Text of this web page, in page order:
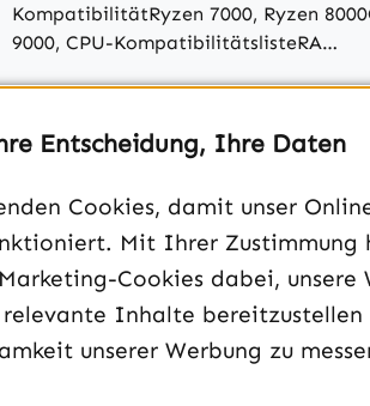
KompatibilitätRyzen 7000, Ryzen
9000, CPU-KompatibilitätslisteRA…
Entscheidung, Ihre Daten
Cookies, damit unser
Mit Ihrer Zustimmung
Cookies dabei, unsere
relevante Inhalte bereitzustellen
unserer Werbung zu